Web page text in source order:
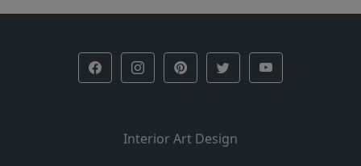
Interior Art Design